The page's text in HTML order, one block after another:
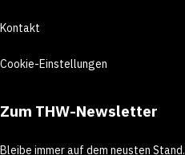
Kontakt
Cookie-Einstellungen
Zum THW-Newsletter
Bleibe immer auf dem neusten Stand.